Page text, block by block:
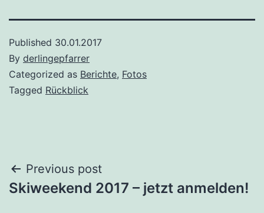
Published 30.01.2017
By derlingepfarrer
Categorized as Berichte, Fotos
Tagged Rückblick
Beitrags-
Navigation
Previous post
Skiweekend 2017 – jetzt anmelden!